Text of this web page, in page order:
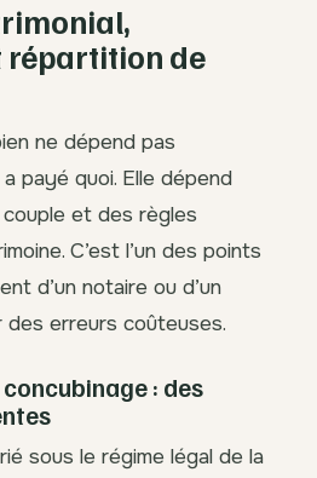
répartition de
ne dépend pas
payé quoi. Elle dépend
et des règles
C’est l’un des points
d’un notaire ou d’un
erreurs coûteuses.
: des
sous le régime légal de la